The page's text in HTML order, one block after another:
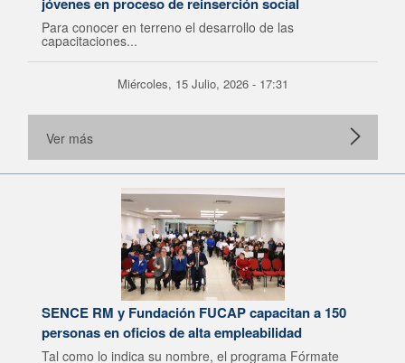
Para conocer en terreno el desarrollo de las
capacitaciones...
Miércoles, 15 Julio, 2026 - 17:31
Ver más
SENCE RM y Fundación FUCAP capacitan a 150
personas en oficios de alta empleabilidad
Tal como lo indica su nombre, el programa Fórmate